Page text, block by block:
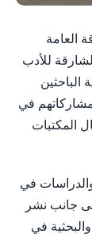
العامة
الـ26 من "جائزة الشارقة للأدب
داعية الباحثين
في
المكتبات
في
جانب نشر
في